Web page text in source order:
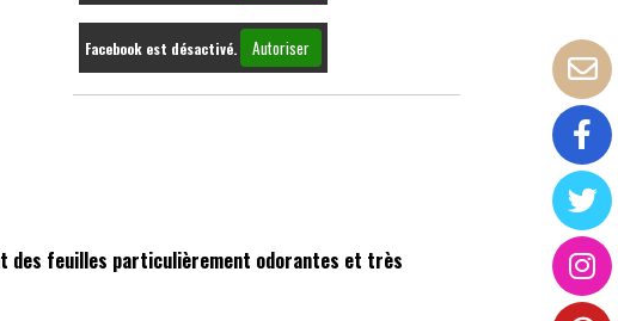
Facebook est désactivé. Autoriser
des feuilles particulièrement odorantes et très